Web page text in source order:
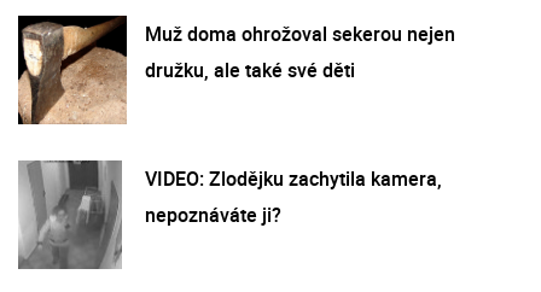
Muž doma ohrožoval sekerou nejen
družku, ale také své děti
VIDEO: Zlodějku zachytila kamera,
nepoznáváte ji?